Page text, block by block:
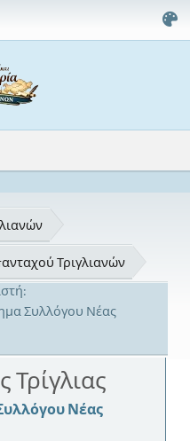
Τριγλιανών
Συλλόγου Νέας
Νέας